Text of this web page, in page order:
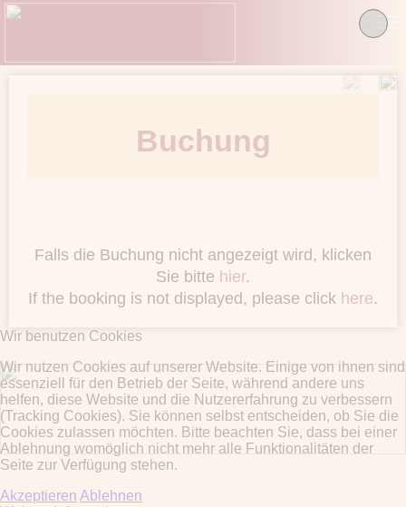
Buchung
Falls die Buchung nicht angezeigt wird, klicken
Sie bitte hier.
If the booking is not displayed, please click here.
IMPRESSUM DATENSCHUTZERKLÄRUNG
Wir benutzen Cookies
Wir nutzen Cookies auf unserer Website. Einige von ihnen sind
essenziell für den Betrieb der Seite, während andere uns
helfen, diese Website und die Nutzererfahrung zu verbessern
(Tracking Cookies). Sie können selbst entscheiden, ob Sie die
Cookies zulassen möchten. Bitte beachten Sie, dass bei einer
Ablehnung womöglich nicht mehr alle Funktionalitäten der
Seite zur Verfügung stehen.
Akzeptieren Ablehnen
≡